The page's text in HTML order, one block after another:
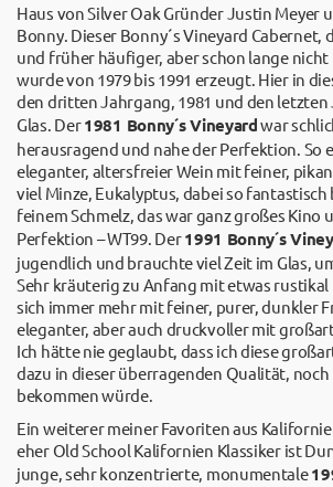
Haus von Silver Oak Gründer Justin Meyer
Bonny. Dieser Bonny´s Vineyard Cabernet,
und früher häufiger, aber schon lange nicht
wurde von 1979 bis 1991 erzeugt. Hier in
den dritten Jahrgang, 1981 und den letzten
Glas. Der1981 Bonny´s Vineyardwar
herausragend und nahe der Perfektion. So
eleganter, altersfreier Wein mit feiner,
viel Minze, Eukalyptus, dabei so
feinem Schmelz, das war ganz großes Kino
Perfektion – WT99. Der1991 Bonny´s
jugendlich und brauchte viel Zeit im Glas,
Sehr kräuterig zu Anfang mit etwas
sich immer mehr mit feiner, purer, dunkler
eleganter, aber auch druckvoller mit
Ich hätte nie geglaubt, dass ich diese
dazu in dieser überragenden Qualität, noch
bekommen würde.
Ein weiterer meiner Favoriten aus
eher Old School Kalifornien Klassiker ist
junge, sehr konzentrierte, monumentale